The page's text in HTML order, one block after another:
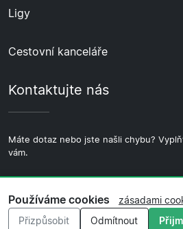
Ligy
Cestovní kanceláře
Kontaktujte nás
Máte dotaz nebo jste našli chybu?
vám.
Používáme cookies
zásadami
Přizpůsobit
Odmítnout